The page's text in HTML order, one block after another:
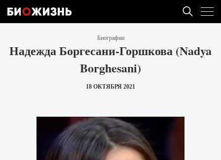
Биографии
Надежда Боргесани-Горшкова (Nadya
Borghesani)
18 ОКТЯБРЯ 2021